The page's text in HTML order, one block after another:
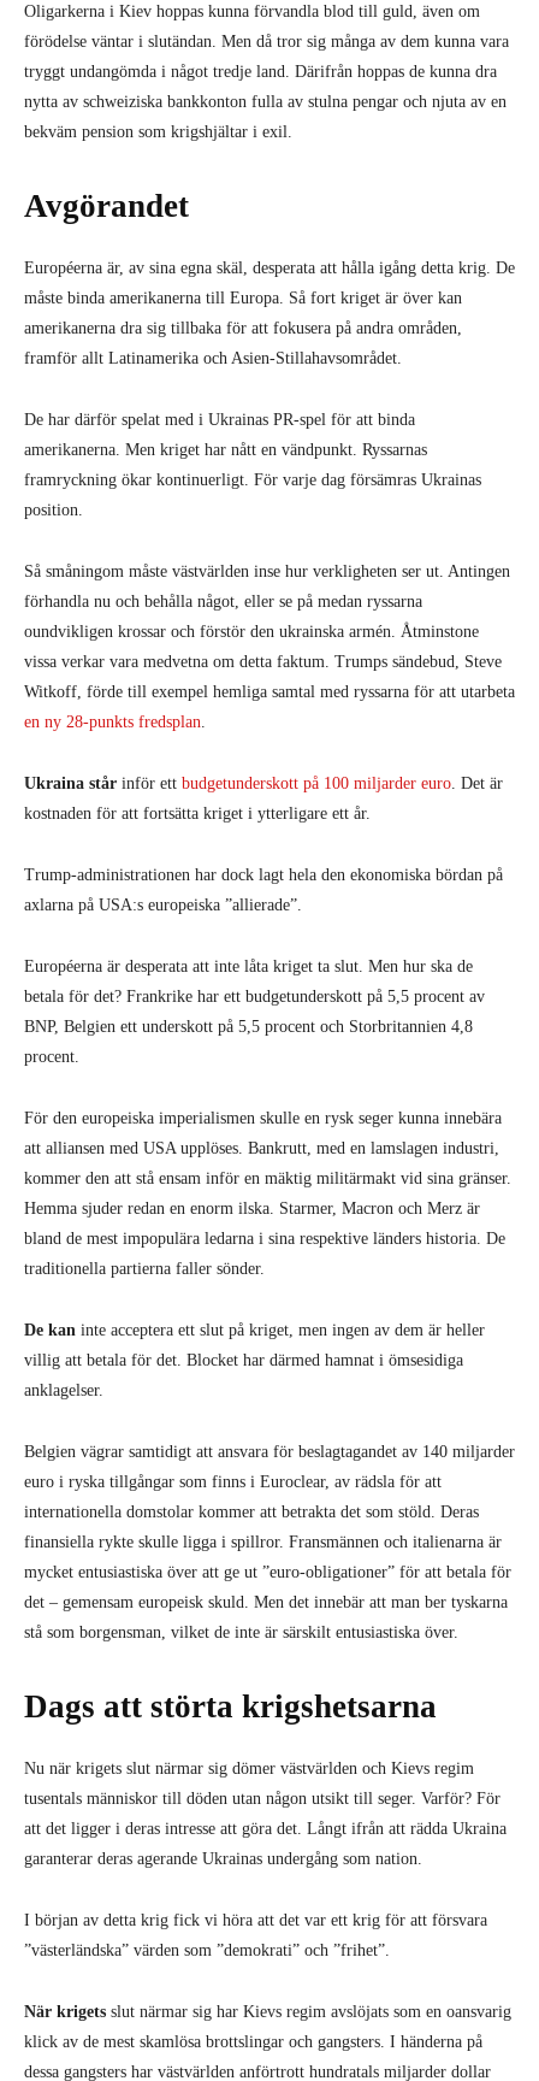
Oligarkerna i Kiev hoppas kunna förvandla blod till guld, även om
förödelse väntar i slutändan. Men då tror sig många av dem kunna vara
tryggt undangömda i något tredje land. Därifrån hoppas de kunna dra
nytta av schweiziska bankkonton fulla av stulna pengar och njuta av en
bekväm pension som krigshjältar i exil.
Avgörandet
Européerna är, av sina egna skäl, desperata att hålla igång detta krig. De
måste binda amerikanerna till Europa. Så fort kriget är över kan
amerikanerna dra sig tillbaka för att fokusera på andra områden,
framför allt Latinamerika och Asien-Stillahavsområdet.
De har därför spelat med i Ukrainas PR-spel för att binda
amerikanerna. Men kriget har nått en vändpunkt. Ryssarnas
framryckning ökar kontinuerligt. För varje dag försämras Ukrainas
position.
Så småningom måste västvärlden inse hur verkligheten ser ut. Antingen
förhandla nu och behålla något, eller se på medan ryssarna
oundvikligen krossar och förstör den ukrainska armén. Åtminstone
vissa verkar vara medvetna om detta faktum. Trumps sändebud, Steve
Witkoff, förde till exempel hemliga samtal med ryssarna för att utarbeta
en ny 28-punkts fredsplan
Ukraina står inför ett budgetunderskott på 100 miljarder euro . Det är
kostnaden för att fortsätta kriget i ytterligare ett år.
Trump-administrationen har dock lagt hela den ekonomiska bördan på
axlarna på USA:s europeiska ”allierade”.
Européerna är desperata att inte låta kriget ta slut. Men hur ska de
betala för det? Frankrike har ett budgetunderskott på 5,5 procent av
BNP, Belgien ett underskott på 5,5 procent och Storbritannien 4,8
procent.
För den europeiska imperialismen skulle en rysk seger kunna innebära
att alliansen med USA upplöses. Bankrutt, med en lamslagen industri,
kommer den att stå ensam inför en mäktig militärmakt vid sina gränser.
Hemma sjuder redan en enorm ilska. Starmer, Macron och Merz är
bland de mest impopulära ledarna i sina respektive länders historia. De
traditionella partierna faller sönder.
De kan inte acceptera ett slut på kriget, men ingen av dem är heller
villig att betala för det. Blocket har därmed hamnat i ömsesidiga
anklagelser.
Belgien vägrar samtidigt att ansvara för beslagtagandet av 140 miljarder
euro i ryska tillgångar som finns i Euroclear, av rädsla för att
internationella domstolar kommer att betrakta det som stöld. Deras
finansiella rykte skulle ligga i spillror. Fransmännen och italienarna är
mycket entusiastiska över att ge ut ”euro-obligationer” för att betala för
det – gemensam europeisk skuld. Men det innebär att man ber tyskarna
stå som borgensman, vilket de inte är särskilt entusiastiska över.
Dags att störta krigshetsarna
Nu när krigets slut närmar sig dömer västvärlden och Kievs regim
tusentals människor till döden utan någon utsikt till seger. Varför? För
att det ligger i deras intresse att göra det. Långt ifrån att rädda Ukraina
garanterar deras agerande Ukrainas undergång som nation.
I början av detta krig fick vi höra att det var ett krig för att försvara
”västerländska” värden som ”demokrati” och ”frihet”.
När krigets slut närmar sig har Kievs regim avslöjats som en oansvarig
klick av de mest skamlösa brottslingar och gangsters. I händerna på
dessa gangsters har västvärlden anförtrott hundratals miljarder dollar